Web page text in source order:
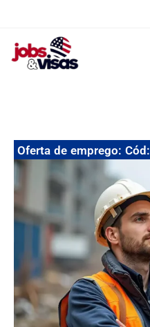
Oferta de emprego: Cód: